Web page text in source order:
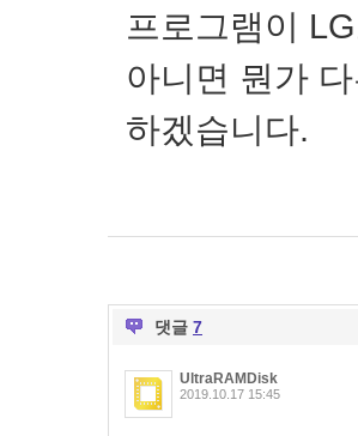
프로그램이
아니면 뭔가
하겠습니다.
댓글 7
UltraRAMDisk
2019.10.17 15:45